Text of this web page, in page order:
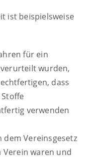
ist beispielsweise
für ein
wurden,
dass
verwenden
dem Vereinsgesetz
waren und